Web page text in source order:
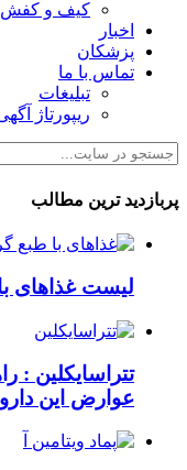
کیف و کفش
اخبار
پزشکان
تماس با ما
تبلیغات
ریپورتاژ
پربازدید ترین مطالب
لیست غذاهای
تتراسایکلین :
عوارض این